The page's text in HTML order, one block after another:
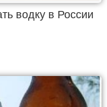
водку в России